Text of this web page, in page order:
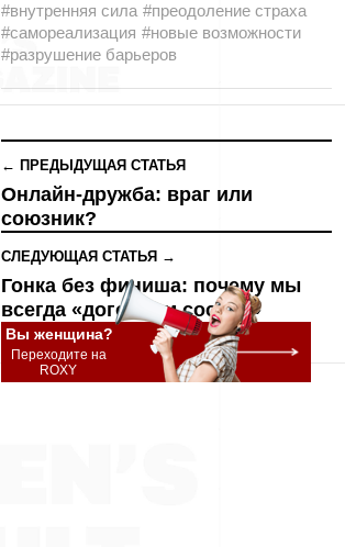
#внутренняя сила #преодоление страха
#самореализация #новые возможности
#разрушение барьеров
← ПРЕДЫДУЩАЯ СТАТЬЯ
Онлайн-дружба: враг или
союзник?
СЛЕДУЮЩАЯ СТАТЬЯ →
Гонка без финиша: почему мы
всегда «догоняем соседа»
Вы женщина?
Переходите на
ROXY